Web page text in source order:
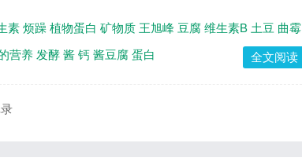
素 烦躁 植物蛋白 矿物质 王旭峰 豆腐 维生素B 土豆 曲霉
营养 发酵 酱 钙 酱豆腐 蛋白 全文阅读